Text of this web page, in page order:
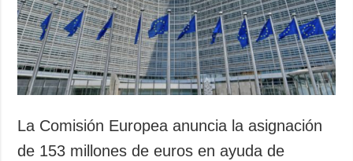
La Comisión Europea anuncia la asignación
de 153 millones de euros en ayuda de